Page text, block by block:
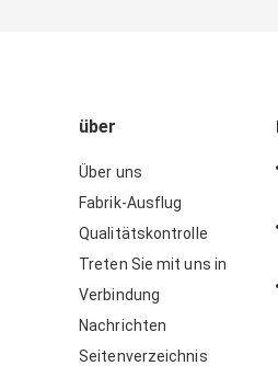
über
Über uns
Fabrik-Ausflug
Qualitätskontrolle
Treten Sie mit uns in
Verbindung
Nachrichten
Seitenverzeichnis